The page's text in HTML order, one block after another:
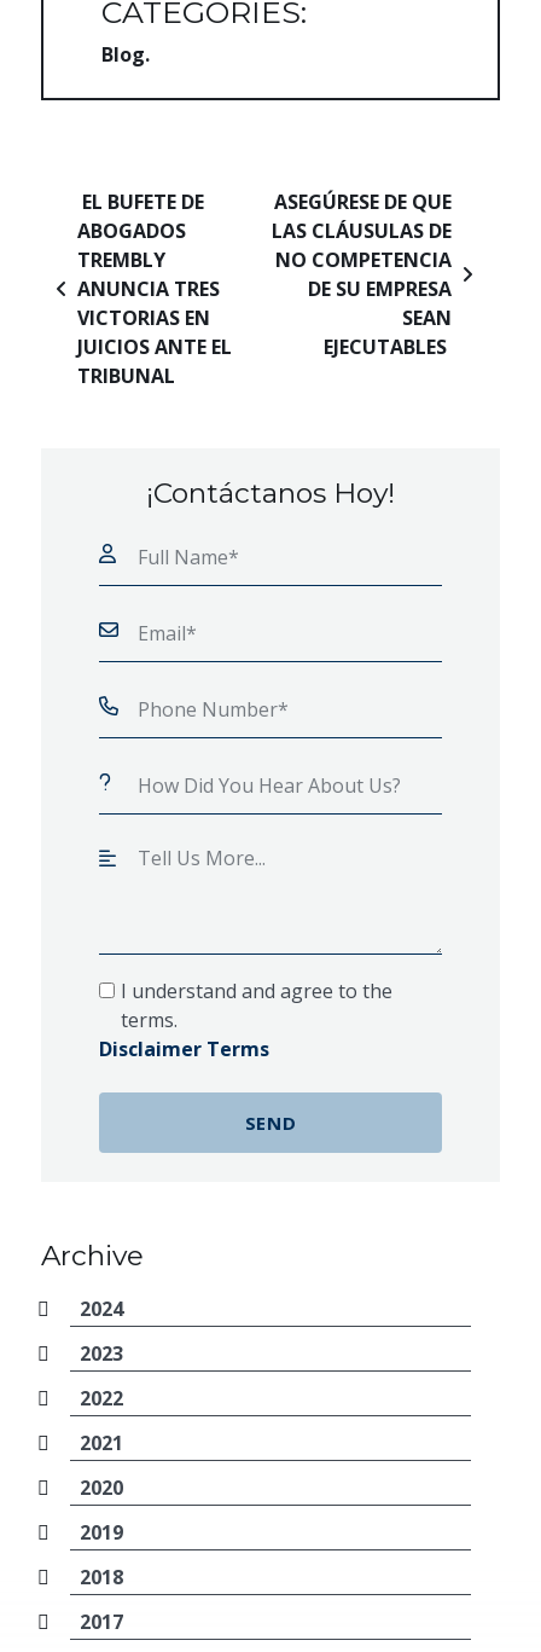
CATEGORIES:
Blog
Navegación de entradas
EL BUFETE DE
ABOGADOS
TREMBLY
ANUNCIA TRES
VICTORIAS EN
JUICIOS ANTE EL
TRIBUNAL
ASEGÚRESE DE QUE
LAS CLÁUSULAS DE
NO COMPETENCIA
DE SU EMPRESA
SEAN
EJECUTABLES
¡Contáctanos Hoy!
I understand and agree to the
terms.
Disclaimer Terms
Archive
2024
2023
2022
2021
2020
2019
2018
2017